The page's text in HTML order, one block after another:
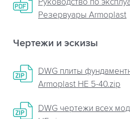
Руководство по
Резервуары Armoplast
Чертежи и эскизы
DWG плиты
Armoplast НЕ 5-40.zip
DWG чертежи всех